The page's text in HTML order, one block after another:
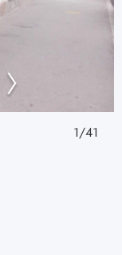
1/41